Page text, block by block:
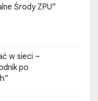
Środy ZPU”
w sieci –
po